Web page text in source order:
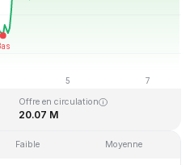
GMT+0
RD$67.81
Offre en circulation
20.07 M
Faible Moyenne